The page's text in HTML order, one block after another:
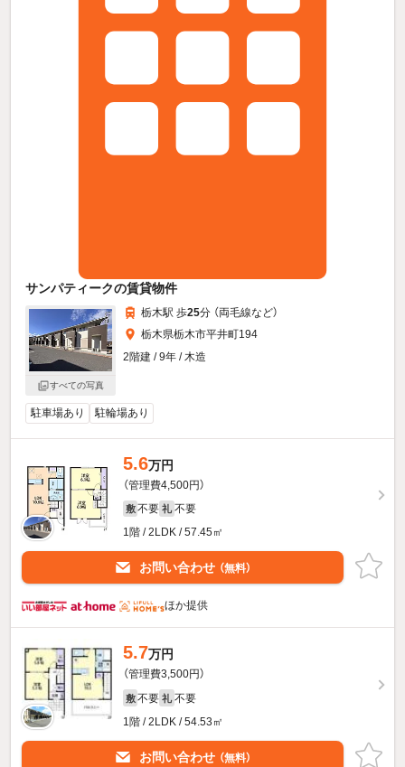
サンパティークの賃貸物件
すべての写真
栃木駅 歩25分 （両毛線など）
栃木県栃木市平井町194
2階建 / 9年 / 木造
駐車場あり 駐輪場あり
5.6万円
（管理費4,500円）
敷 不要 礼 不要
1階 / 2LDK / 57.45㎡
お問い合わせ （無料）
ほか提供
5.7万円
（管理費3,500円）
敷 不要 礼 不要
1階 / 2LDK / 54.53㎡
お問い合わせ （無料）